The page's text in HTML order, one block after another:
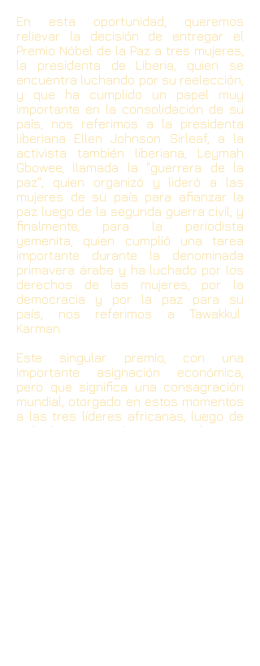
En esta oportunidad, queremos
relievar la decisión de entregar el
Premio Nóbel de la Paz a tres mujeres,
la presidenta de Liberia, quien se
encuentra luchando por su reelección,
y que ha cumplido un papel muy
importante en la consolidación de su
país, nos referimos a la presidenta
liberiana Ellen Johnson Sirleaf, a la
activista también liberiana, Leymah
Gbowee, llamada la "guerrera de la
paz", quien organizó y lideró a las
mujeres de su país para afianzar la
paz luego de la segunda guerra civil; y
finalmente, para la periodista
yemenita, quien cumplió una tarea
importante durante la denominada
primavera árabe y ha luchado por los
derechos de las mujeres, por la
democracia y por la paz para su
país, nos referimos a Tawakkul
Karman.
Este singular premio, con una
importante asignación económica,
pero que significa una consagración
mundial, otorgado en estos momentos
a las tres líderes africanas, luego de
todo lo que está atravesando este